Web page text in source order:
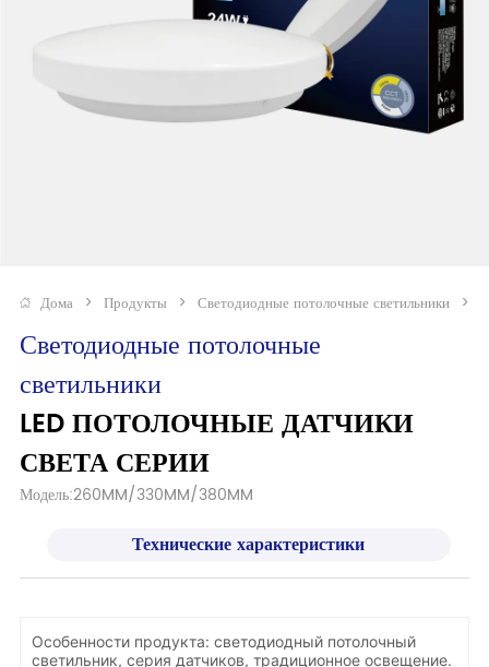
Дома > Продукты > Светодиодные потолочные светильники >
Светодиодные потолочные
светильники
LED ПОТОЛОЧНЫЕ ДАТЧИКИ
СВЕТА СЕРИИ
Модель:260MM/330MM/380MM
Технические характеристики
Особенности продукта: светодиодный потолочный
светильник, серия датчиков, традиционное освещение.